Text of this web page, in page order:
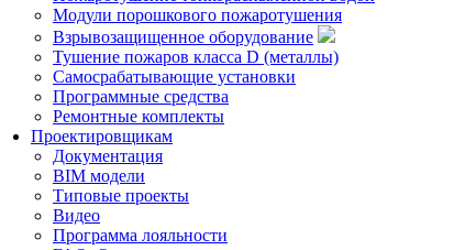
Модули порошкового пожаротушения
Взрывозащищенное оборудование
Тушение пожаров класса D (металлы)
Самосрабатывающие установки
Программные средства
Ремонтные комплекты
Проектировщикам
Документация
BIM модели
Типовые проекты
Видео
Программа лояльности